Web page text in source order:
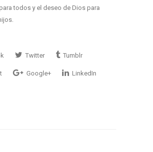
todos y el deseo de Dios para
Twitter Tumblr
Google+ LinkedIn